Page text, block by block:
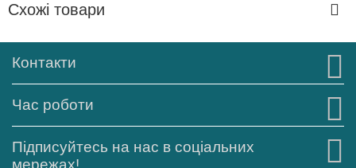
Схожі товари
Контакти
Час роботи
Підписуйтесь на нас в соціальних
мережах!